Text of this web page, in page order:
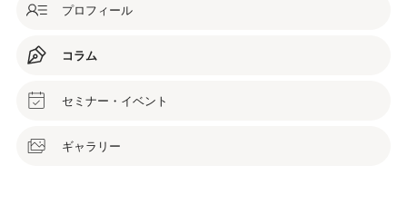
プロフィール
コラム
セミナー・イベント
ギャラリー